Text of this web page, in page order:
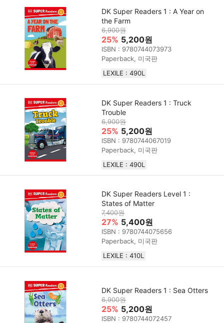
DK Super Readers 1 : A Year on
the Farm
6,900원
25% 5,200원
ISBN : 9780744073973
Paperback, 미국판
LEXILE : 490L
DK Super Readers 1 : Truck
Trouble
6,900원
25% 5,200원
ISBN : 9780744067019
Paperback, 미국판
LEXILE : 490L
DK Super Readers Level 1 :
States of Matter
7,400원
27% 5,400원
ISBN : 9780744075656
Paperback, 미국판
LEXILE : 410L
DK Super Readers 1 : Sea Otters
6,900원
25% 5,200원
ISBN : 9780744072457